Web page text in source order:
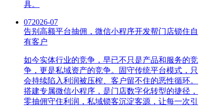
具。
072026-07
告别高额平台抽佣，微信小程序开发帮门店锁住自
有客户
如今实体行业的竞争，早已不只是产品和服务的竞
争，更是私域资产的竞争。固守传统平台模式，只
会持续陷入利润被压榨、客户留不住的恶性循环。
搭建专属微信小程序，是门店数字化转型的捷径，
零抽佣守住利润，私域锁客沉淀客源，让每一次引